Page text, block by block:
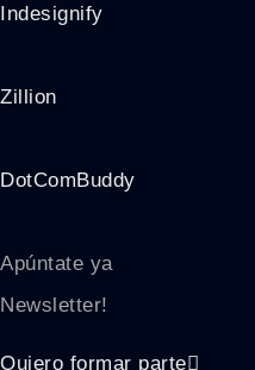
Indesignify
Zillion
DotComBuddy
Apúntate ya
Newsletter!
Quiero formar parte